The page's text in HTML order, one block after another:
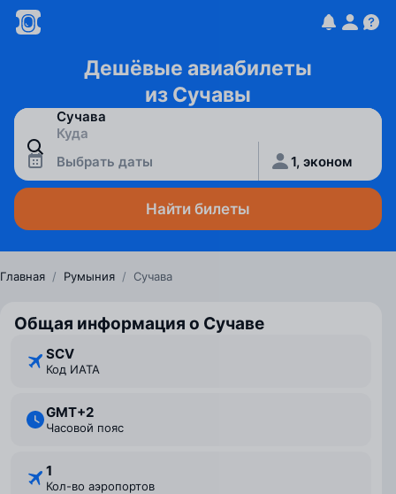
Дешёвые авиабилеты
из Сучавы
Выбрать даты 1, эконом
Найти билеты
Главная / Румыния / Сучава
Общая информация о Сучаве
SCV
Код ИАТА
GMT+2
Часовой пояс
1
Кол-во аэропортов